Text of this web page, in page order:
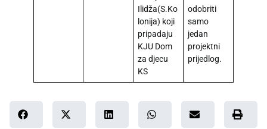
Ilidža(S.Ko
lonija) koji
pripadaju
KJU Dom
za djecu
KS
odobriti
samo
jedan
projektni
prijedlog.